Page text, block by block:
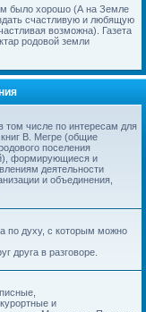
было хорошо (А на Земле
счастливую и любящую
возможна). Газета
родовой земли
числе по интересам для
В. Мегре (общие
поселения
формирующиеся и
деятельности
и объединения,
по духу, с которым можно
друга в разговоре.
и